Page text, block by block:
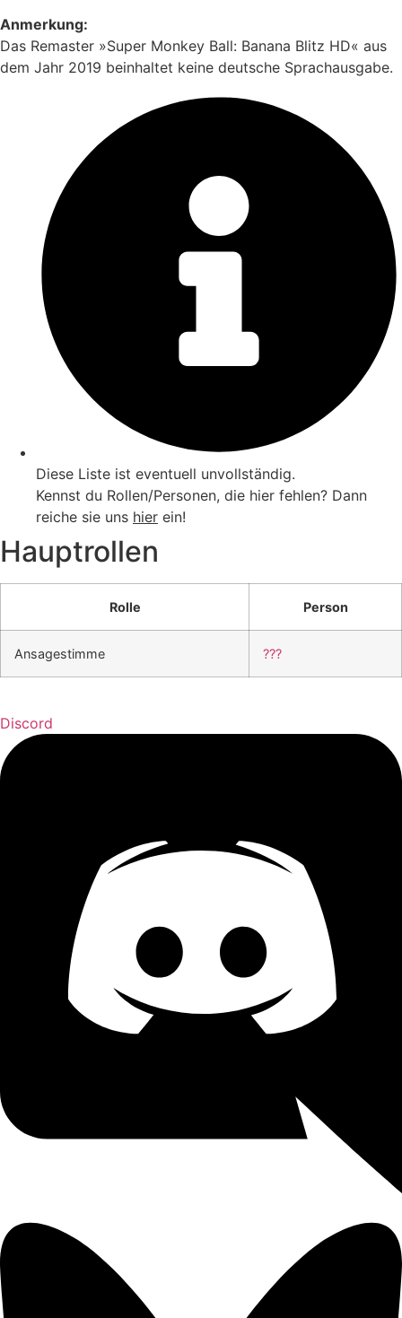
Anmerkung:
Das Remaster »Super Monkey Ball: Banana Blitz HD« aus
dem Jahr 2019 beinhaltet keine deutsche Sprachausgabe.
Diese Liste ist eventuell unvollständig.
Kennst du Rollen/Personen, die hier fehlen? Dann
reiche sie uns hier ein!
Hauptrollen
Rolle Person
Ansagestimme ???
Discord